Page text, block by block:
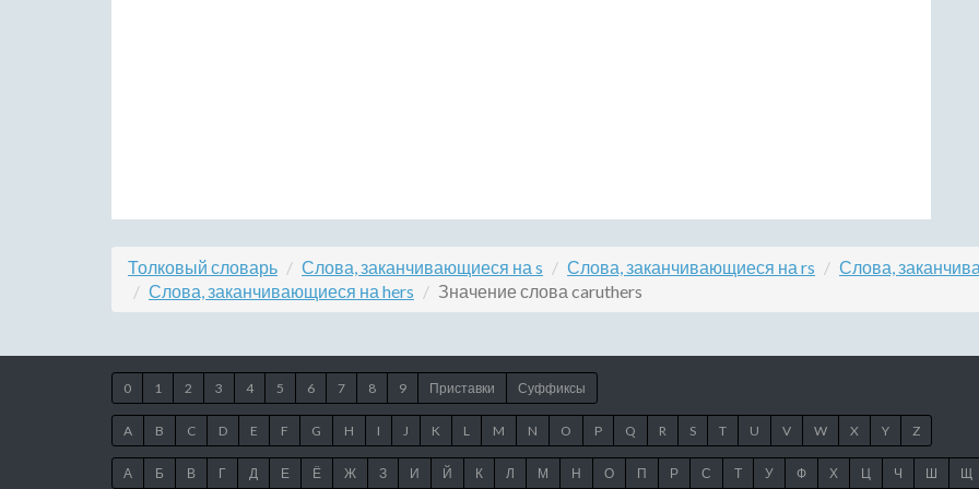
Толковый словарь Слова, заканчивающиеся на s Слова, заканчивающиеся на rs
Слова,
Слова, заканчивающиеся на hers
Значение слова caruthers
0 1 2 3 4 5 6 7 8 9 Приставки Суффиксы
A B C D E F G H I J K L M N O P Q R S T U V W X Y Z
А Б В Г Д Е Ё Ж З И Й К Л М Н О П Р С Т У Ф Х Ц Ч Ш Щ